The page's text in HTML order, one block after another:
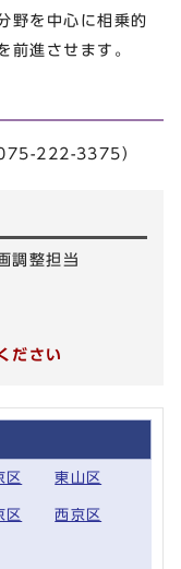
野を中心に相乗的
前進させます。
222-3375）
調整担当
ださい
区 東山区
区 西京区